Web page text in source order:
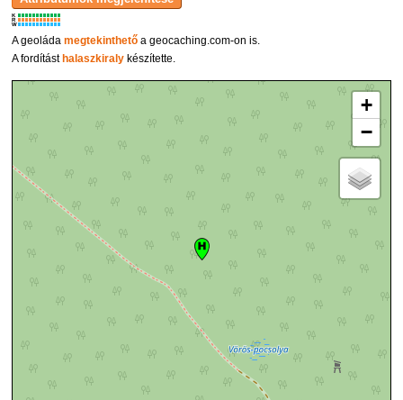
K
R
W
A geoládamegtekinthető a geocaching.com-on is.
A fordításthalaszkiraly készítette.
+
−